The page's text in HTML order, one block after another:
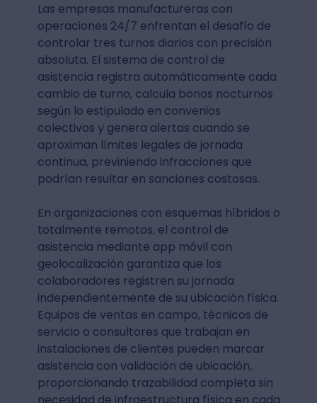
Las empresas manufactureras con
operaciones 24/7 enfrentan el desafío de
controlar tres turnos diarios con precisión
absoluta. El sistema de control de
asistencia registra automáticamente cada
cambio de turno, calcula bonos nocturnos
según lo estipulado en convenios
colectivos y genera alertas cuando se
aproximan límites legales de jornada
continua, previniendo infracciones que
podrían resultar en sanciones costosas.
En organizaciones con esquemas híbridos o
totalmente remotos, el control de
asistencia mediante app móvil con
geolocalización garantiza que los
colaboradores registren su jornada
independientemente de su ubicación física.
Equipos de ventas en campo, técnicos de
servicio o consultores que trabajan en
instalaciones de clientes pueden marcar
asistencia con validación de ubicación,
proporcionando trazabilidad completa sin